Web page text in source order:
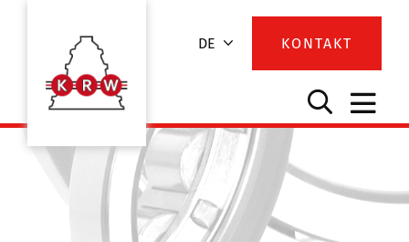
DE KONTAKT